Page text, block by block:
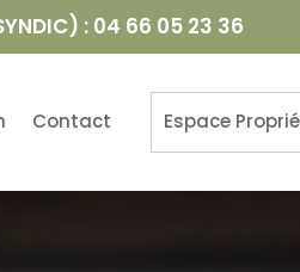
: 04 66 05 23 36
Contact Espace